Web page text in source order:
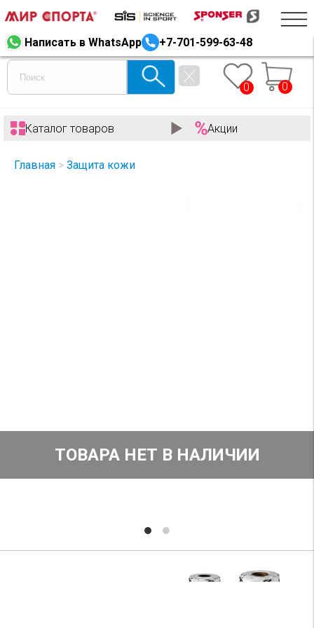
Написать в WhatsApp +7-701-599-63-48
0 0
Каталог товаров Акции
Главная > Защита кожи
ТОВАРА НЕТ В НАЛИЧИИ